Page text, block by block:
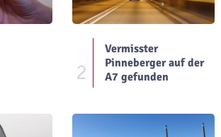
2
Vermisster
Pinneberger auf der
A7 gefunden